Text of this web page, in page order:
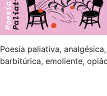
Poesía paliativa,
barbitúrica, emoliente,